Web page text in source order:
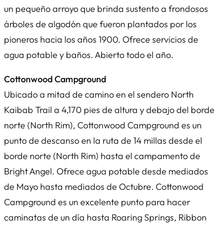
un pequeño arroyo que brinda sustento a frondosos
árboles de algodón que fueron plantados por los
pioneros hacia los años 1900. Ofrece servicios de
agua potable y baños. Abierto todo el año.
Cottonwood Campground
Ubicado a mitad de camino en el sendero North
Kaibab Trail a 4,170 pies de altura y debajo del borde
norte (North Rim), Cottonwood Campground es un
punto de descanso en la ruta de 14 millas desde el
borde norte (North Rim) hasta el campamento de
Bright Angel. Ofrece agua potable desde mediados
de Mayo hasta mediados de Octubre. Cottonwood
Campground es un excelente punto para hacer
caminatas de un día hasta Roaring Springs, Ribbon